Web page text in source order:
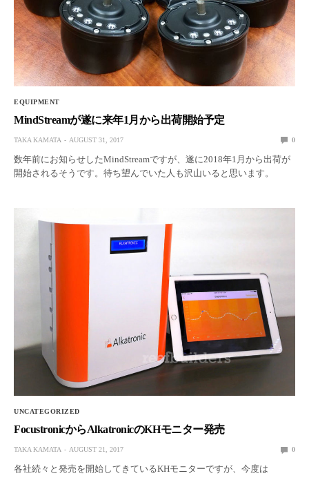
EQUIPMENT
MindStreamが遂に来年1月から出荷開始予定
TAKA KAMATA AUGUST 31, 2017 0
数年前にお知らせしたMindStreamですが、遂に2018年1月から出荷が
開始されるそうです。待ち望んでいた人も沢山いると思います。
UNCATEGORIZED
FocustronicからAlkatronicのKHモニター発売
TAKA KAMATA AUGUST 21, 2017 0
各社続々と発売を開始してきているKHモニターですが、今度は